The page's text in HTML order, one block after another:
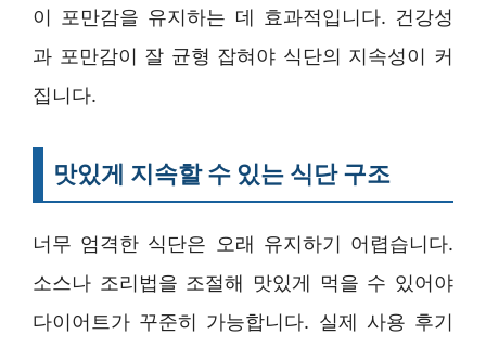
이 포만감을 유지하는 데 효과적입니다. 건강성
과 포만감이 잘 균형 잡혀야 식단의 지속성이 커
집니다.
맛있게 지속할 수 있는 식단 구조
너무 엄격한 식단은 오래 유지하기 어렵습니다.
소스나 조리법을 조절해 맛있게 먹을 수 있어야
다이어트가 꾸준히 가능합니다. 실제 사용 후기